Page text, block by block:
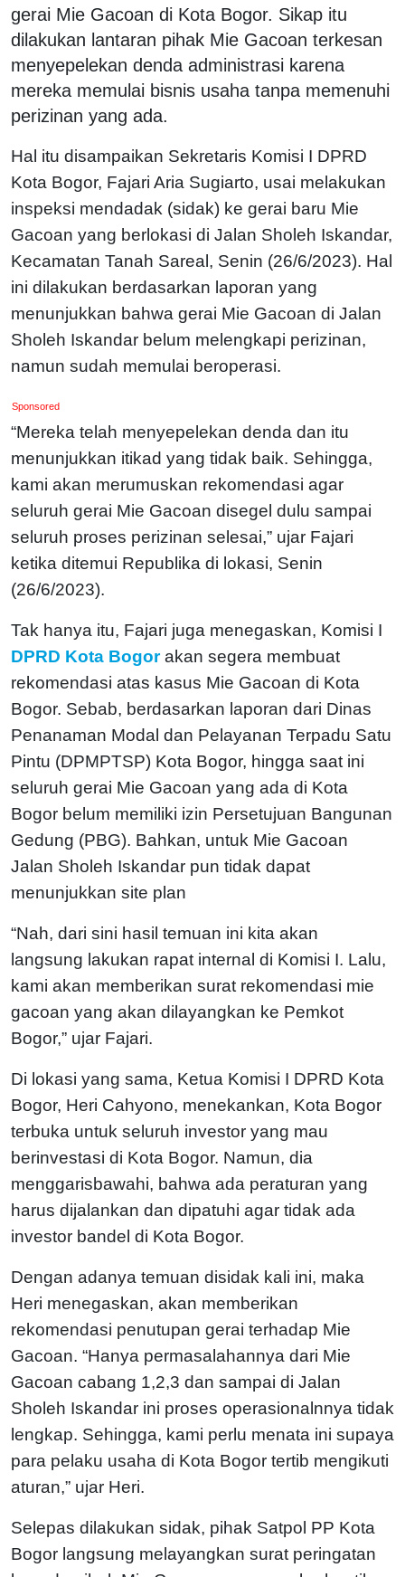
gerai Mie Gacoan di Kota Bogor. Sikap itu
dilakukan lantaran pihak Mie Gacoan terkesan
menyepelekan denda administrasi karena
mereka memulai bisnis usaha tanpa memenuhi
perizinan yang ada.
Hal itu disampaikan Sekretaris Komisi I DPRD
Kota Bogor, Fajari Aria Sugiarto, usai melakukan
inspeksi mendadak (sidak) ke gerai baru Mie
Gacoan yang berlokasi di Jalan Sholeh Iskandar,
Kecamatan Tanah Sareal, Senin (26/6/2023). Hal
ini dilakukan berdasarkan laporan yang
menunjukkan bahwa gerai Mie Gacoan di Jalan
Sholeh Iskandar belum melengkapi perizinan,
namun sudah memulai beroperasi.
Sponsored
“Mereka telah menyepelekan denda dan itu
menunjukkan itikad yang tidak baik. Sehingga,
kami akan merumuskan rekomendasi agar
seluruh gerai Mie Gacoan disegel dulu sampai
seluruh proses perizinan selesai,” ujar Fajari
ketika ditemui Republika di lokasi, Senin
(26/6/2023).
Tak hanya itu, Fajari juga menegaskan, Komisi I
DPRD Kota Bogorakan segera membuat
rekomendasi atas kasus Mie Gacoan di Kota
Bogor. Sebab, berdasarkan laporan dari Dinas
Penanaman Modal dan Pelayanan Terpadu Satu
Pintu (DPMPTSP) Kota Bogor, hingga saat ini
seluruh gerai Mie Gacoan yang ada di Kota
Bogor belum memiliki izin Persetujuan Bangunan
Gedung (PBG). Bahkan, untuk Mie Gacoan
Jalan Sholeh Iskandar pun tidak dapat
menunjukkan site plan
“Nah, dari sini hasil temuan ini kita akan
langsung lakukan rapat internal di Komisi I. Lalu,
kami akan memberikan surat rekomendasi mie
gacoan yang akan dilayangkan ke Pemkot
Bogor,” ujar Fajari.
Di lokasi yang sama, Ketua Komisi I DPRD Kota
Bogor, Heri Cahyono, menekankan, Kota Bogor
terbuka untuk seluruh investor yang mau
berinvestasi di Kota Bogor. Namun, dia
menggarisbawahi, bahwa ada peraturan yang
harus dijalankan dan dipatuhi agar tidak ada
investor bandel di Kota Bogor.
Dengan adanya temuan disidak kali ini, maka
Heri menegaskan, akan memberikan
rekomendasi penutupan gerai terhadap Mie
Gacoan. “Hanya permasalahannya dari Mie
Gacoan cabang 1,2,3 dan sampai di Jalan
Sholeh Iskandar ini proses operasionalnnya tidak
lengkap. Sehingga, kami perlu menata ini supaya
para pelaku usaha di Kota Bogor tertib mengikuti
aturan,” ujar Heri.
Selepas dilakukan sidak, pihak Satpol PP Kota
Bogor langsung melayangkan surat peringatan